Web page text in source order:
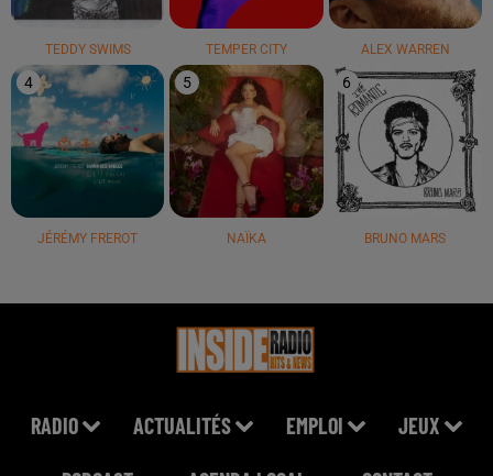
TEDDY SWIMS TEMPER CITY ALEX WARREN
4
JÉRÉMY FREROT
5
NAÏKA
6
BRUNO MARS
RADIO ACTUALITÉS EMPLOI JEUX